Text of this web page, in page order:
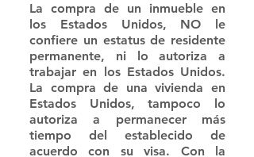
La compra de un inmueble en
los Estados Unidos, NO le
confiere un estatus de residente
permanente, ni lo autoriza a
trabajar en los Estados Unidos.
La compra de una vivienda en
Estados Unidos, tampoco lo
autoriza a permanecer más
tiempo del establecido de
acuerdo con su visa. Con la